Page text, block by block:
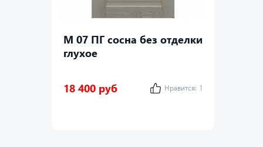
М 07 ПГ сосна без отделки
глухое
18 400 руб Нравится: 1